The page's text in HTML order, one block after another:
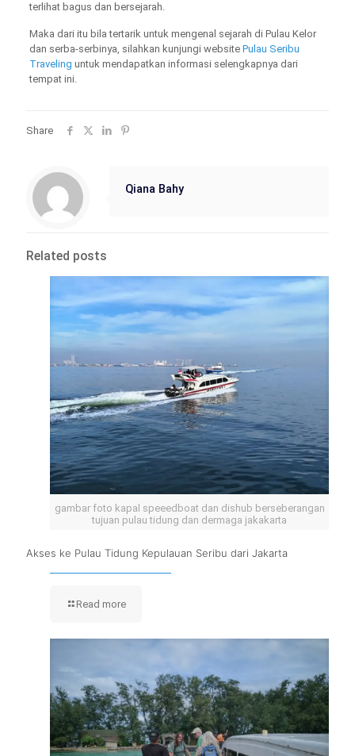
terlihat bagus dan bersejarah.
Maka dari itu bila tertarik untuk mengenal sejarah di Pulau Kelor
dan serba-serbinya, silahkan kunjungi website Pulau Seribu
Traveling untuk mendapatkan informasi selengkapnya dari
tempat ini.
Share
Qiana Bahy
Related posts
gambar foto kapal speeedboat dan dishub berseberangan
tujuan pulau tidung dan dermaga jakakarta
Akses ke Pulau Tidung Kepulauan Seribu dari Jakarta
Read more